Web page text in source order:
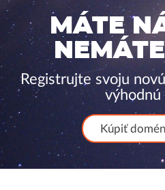
MÁTE
Registrujte svoju
výhodnú
Kúpiť